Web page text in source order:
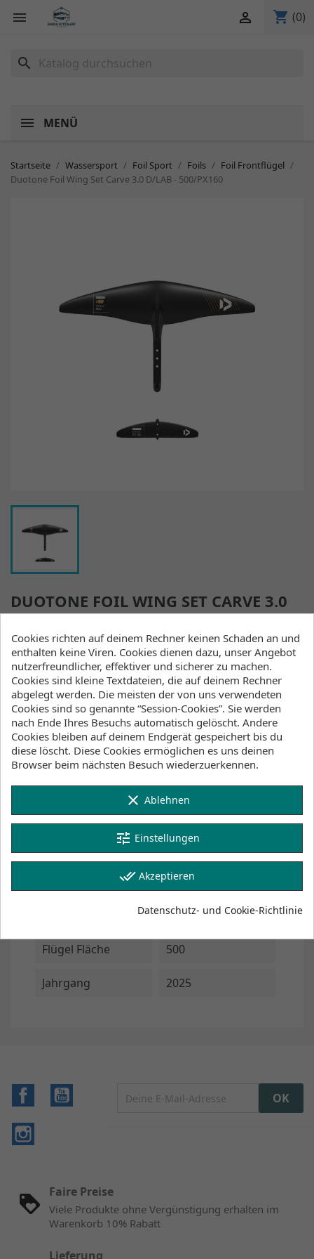
 shopping_cart (0)

search
MENÜ
Startseite Wassersport Foil Sport Foils
Foil Frontflügel
Duotone Foil Wing Set Carve 3.0 D/LAB - 500/PX160
DUOTONE FOIL WING SET CARVE 3.0
D/LAB - 500/PX160
889,90 CHF
Bruttopreis Lieferverzögerung 1 bis 6 Wochen
Menge
 IN DEN WARENKORB
favorite_border
Bestellen wir dir beim Hersteller
Artikeldetails
Artikel-Nr.
Technische
Flügel Fläche 500
Jahrgang 2025
Facebook
Faire Preise
Viele Produkte ohne Vergünstigung erhalten im
Warenkorb 10% Rabatt
Lieferung
Cookies richten auf deinem Rechner keinen Schaden an und
enthalten keine Viren. Cookies dienen dazu, unser Angebot
nutzerfreundlicher, effektiver und sicherer zu machen.
Cookies sind kleine Textdateien, die auf deinem Rechner
abgelegt werden. Die meisten der von uns verwendeten
Cookies sind so genannte “Session-Cookies”. Sie werden
nach Ende Ihres Besuchs automatisch gelöscht. Andere
Cookies bleiben auf deinem Endgerät gespeichert bis du
diese löscht. Diese Cookies ermöglichen es uns deinen
Browser beim nächsten Besuch wiederzuerkennen.
clear Ablehnen
tune Einstellungen
done_all Akzeptieren
Datenschutz- und Cookie-Richtlinie